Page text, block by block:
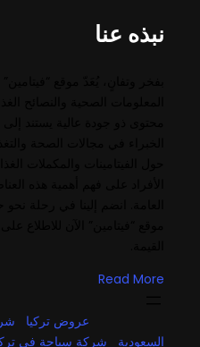
نبذه عنا
Read More
عروض تركيا
السعودية
شركة سياحة في